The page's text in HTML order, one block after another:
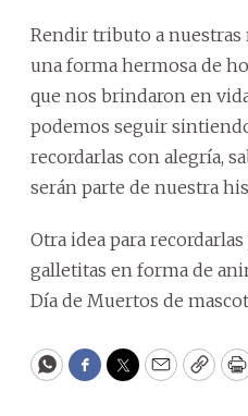
Rendir tributo a nuestras
una forma hermosa de
que nos brindaron en
podemos seguir
recordarlas con alegría,
serán parte de nuestra
Otra idea para
galletitas en forma de
Día de Muertos de
WhatsApp
Facebook
Twitter
EmailCopy